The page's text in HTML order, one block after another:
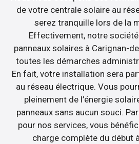
de votre centrale solaire au
serez tranquille lors de la
Effectivement, notre
panneaux solaires à Carignan-
toutes les démarches
En fait, votre installation sera
au réseau électrique. Vous
pleinement de l’énergie
panneaux sans aucun souci.
pour nos services, vous
charge complète du début